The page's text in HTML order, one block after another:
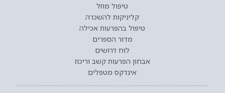
טיפול מוזל
קליניקות להשכרה
טיפול בהפרעות אכילה
מדור הספרים
לוח דרושים
אבחון הפרעות קשב וריכוז
אינדקס מטפלים